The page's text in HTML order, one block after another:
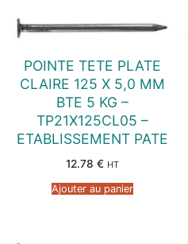
POINTE TETE PLATE
CLAIRE 125 X 5,0 MM
BTE 5 KG –
TP21X125CL05 –
ETABLISSEMENT PATE
12.78 € HT
Ajouter au panier